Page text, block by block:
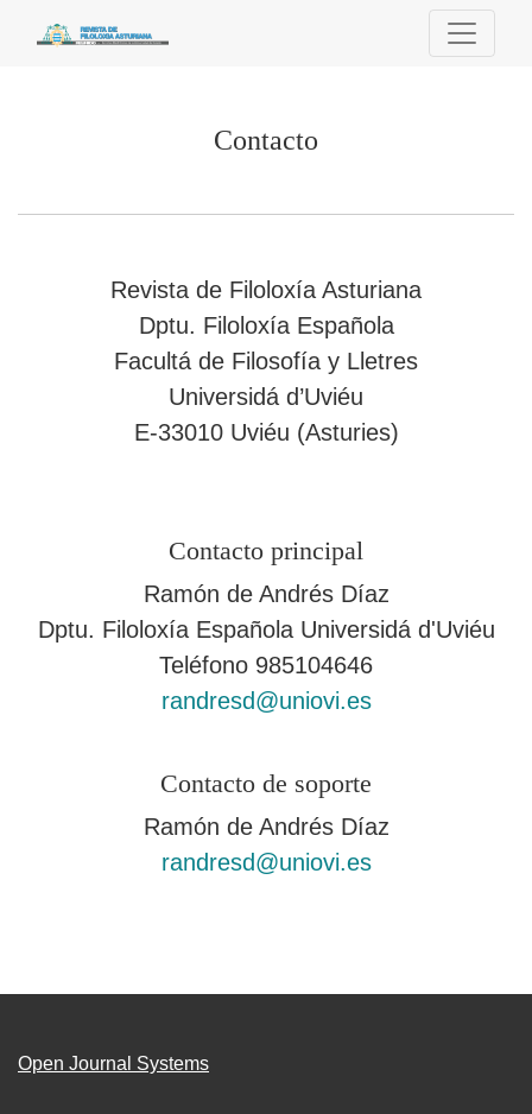
Contacto
Revista de Filoloxía Asturiana
Dptu. Filoloxía Española
Facultá de Filosofía y Lletres
Universidá d’Uviéu
E-33010 Uviéu (Asturies)
Contacto principal
Ramón de Andrés Díaz
Dptu. Filoloxía Española Universidá d'Uviéu
Teléfono 985104646
randresd@uniovi.es
Contacto de soporte
Ramón de Andrés Díaz
randresd@uniovi.es
Open Journal Systems